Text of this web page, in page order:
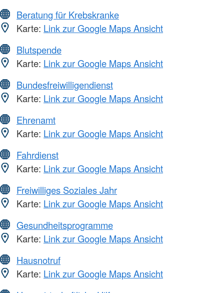
Beratung für Krebskranke
Karte: Link zur Google Maps Ansicht
Blutspende
Karte: Link zur Google Maps Ansicht
Bundesfreiwilligendienst
Karte: Link zur Google Maps Ansicht
Ehrenamt
Karte: Link zur Google Maps Ansicht
Fahrdienst
Karte: Link zur Google Maps Ansicht
Freiwilliges Soziales Jahr
Karte: Link zur Google Maps Ansicht
Gesundheitsprogramme
Karte: Link zur Google Maps Ansicht
Hausnotruf
Karte: Link zur Google Maps Ansicht